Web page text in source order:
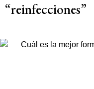
“reinfecciones”